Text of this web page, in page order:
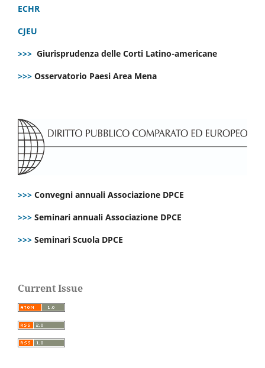
ECHR
CJEU
>>> Giurisprudenza delle Corti Latino-americane
>>> Osservatorio Paesi Area Mena
>>> Convegni annuali Associazione DPCE
>>> Seminari annuali Associazione DPCE
>>> Seminari Scuola DPCE
Current Issue